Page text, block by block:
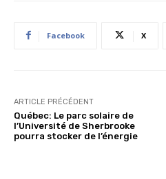
Facebook X
ARTICLE PRÉCÉDENT
Québec: Le parc solaire de
l’Université de Sherbrooke
pourra stocker de l’énergie